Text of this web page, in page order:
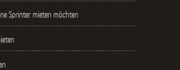
Sprinter mieten möchten